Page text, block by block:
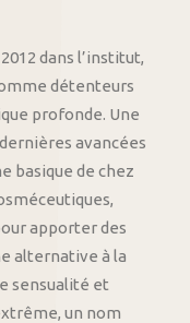
dans l’institut,
détenteurs
profonde. Une
avancées
basique de chez
apporter des
alternative à la
sensualité et
un nom